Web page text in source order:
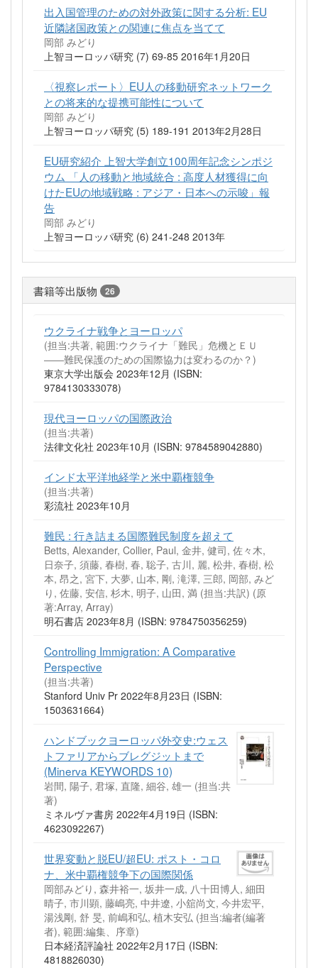
出入国管理のための対外政策に関する分析: EU
近隣諸国政策との関連に焦点を当てて
岡部 みどり
上智ヨーロッパ研究 (7) 69-85 2016年1月20日
〈視察レポート〉EU人の移動研究ネットワーク
との将来的な提携可能性について
岡部 みどり
上智ヨーロッパ研究 (5) 189-191 2013年2月28日
EU研究紹介 上智大学創立100周年記念シンポジ
ウム 「人の移動と地域統合 : 高度人材獲得に向
けたEUの地域戦略 : アジア・日本への示唆」報
告
岡部 みどり
上智ヨーロッパ研究 (6) 241-248 2013年
書籍等出版物 26
ウクライナ戦争とヨーロッパ
(担当:共著, 範囲:ウクライナ「難民」危機とＥＵ
――難民保護のための国際協力は変わるのか？)
東京大学出版会 2023年12月 (ISBN:
9784130333078)
現代ヨーロッパの国際政治
(担当:共著)
法律文化社 2023年10月 (ISBN: 9784589042880)
インド太平洋地経学と米中覇権競争
(担当:共著)
彩流社 2023年10月
難民 : 行き詰まる国際難民制度を超えて
Betts, Alexander, Collier, Paul, 金井, 健司, 佐々木,
日奈子, 須藤, 春樹, 春, 聡子, 古川, 麗, 松井, 春樹, 松
本, 昂之, 宮下, 大夢, 山本, 剛, 滝澤, 三郎, 岡部, みど
り, 佐藤, 安信, 杉木, 明子, 山田, 満 (担当:共訳) (原
著:Array, Array)
明石書店 2023年8月 (ISBN: 9784750356259)
Controlling Immigration: A Comparative
Perspective
(担当:共著)
Stanford Univ Pr 2022年8月23日 (ISBN:
1503631664)
ハンドブックヨーロッパ外交史:ウェス
トファリアからブレグジットまで
(Minerva KEYWORDS 10)
岩間, 陽子, 君塚, 直隆, 細谷, 雄一 (担当:共
著)
ミネルヴァ書房 2022年4月19日 (ISBN:
4623092267)
世界変動と脱EU/超EU: ポスト・コロ
ナ、米中覇権競争下の国際関係
岡部みどり, 森井裕一, 坂井一成, 八十田博人, 細田
晴子, 市川顕, 藤嶋亮, 中井遼, 小舘尚文, 今井宏平,
湯浅剛, 舒 旻, 前嶋和弘, 植木安弘 (担当:編者(編著
者), 範囲:編集、序章)
日本経済評論社 2022年2月17日 (ISBN:
4818826030)